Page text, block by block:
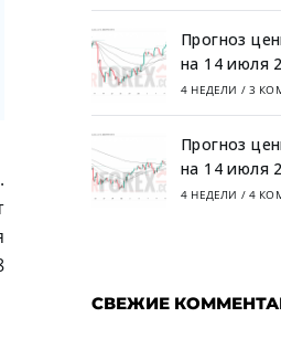
Прогноз
на 14 июля
4 НЕДЕЛИ / 3
Прогноз
на 14 июля
4 НЕДЕЛИ / 4
СВЕЖИЕ